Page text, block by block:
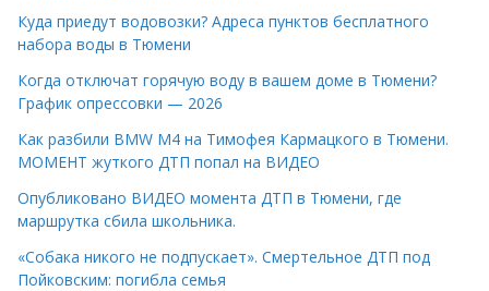
Куда приедут водовозки? Адреса пунктов бесплатного
набора воды в Тюмени
Когда отключат горячую воду в вашем доме в Тюмени?
График опрессовки — 2026
Как разбили BMW M4 на Тимофея Кармацкого в Тюмени.
МОМЕНТ жуткого ДТП попал на ВИДЕО
Опубликовано ВИДЕО момента ДТП в Тюмени, где
маршрутка сбила школьника.
«Собака никого не подпускает». Смертельное ДТП под
Пойковским: погибла семья